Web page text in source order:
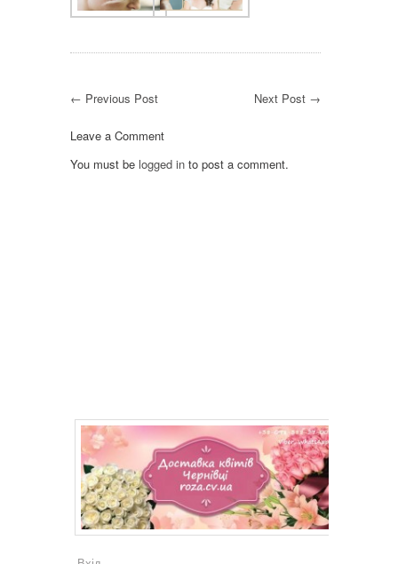
← Previous Post Next Post →
Leave a Comment
You must be logged in to post a comment.